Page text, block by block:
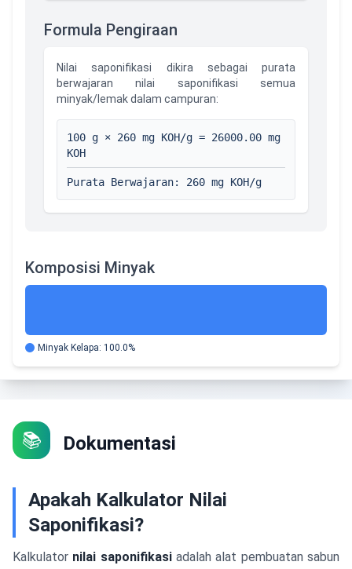
Formula Pengiraan
Nilai saponifikasi dikira sebagai purata
berwajaran nilai saponifikasi semua
minyak/lemak dalam campuran:
100 g × 260 mg KOH/g = 26000.00 mg
KOH
Purata Berwajaran: 260 mg KOH/g
Komposisi Minyak
Minyak Kelapa: 100.0%
📚 Dokumentasi
Apakah Kalkulator Nilai
Saponifikasi?
Kalkulator nilai saponifikasiadalah alat pembuatan sabun